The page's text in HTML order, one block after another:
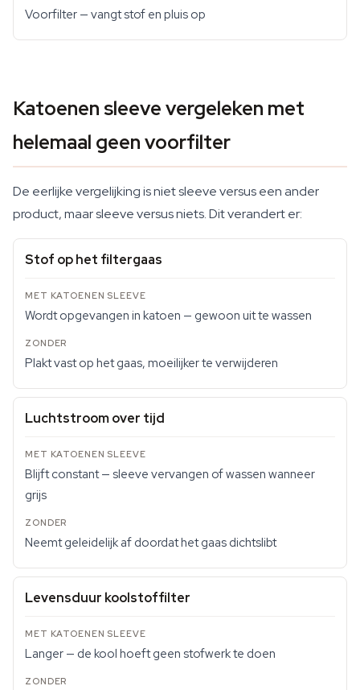
Voorfilter — vangt stof en pluis op
Katoenen sleeve vergeleken met
helemaal geen voorfilter
De eerlijke vergelijking is niet sleeve versus een ander
product, maar sleeve versus niets. Dit verandert er:
Stof op het filtergaas
Wordt opgevangen in katoen — gewoon uit te wassen
Plakt vast op het gaas, moeilijker te verwijderen
Luchtstroom over tijd
Blijft constant — sleeve vervangen of wassen wanneer
grijs
Neemt geleidelijk af doordat het gaas dichtslibt
Levensduur koolstoffilter
Langer — de kool hoeft geen stofwerk te doen